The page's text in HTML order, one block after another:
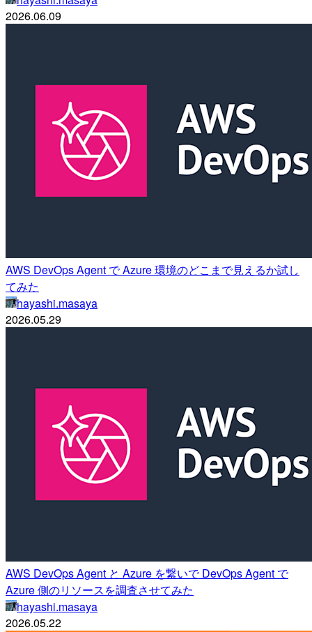
2026.06.09
AWS DevOps Agent で Azure 環境のどこまで見えるか試し
てみた
hayashi.masaya
2026.05.29
AWS DevOps Agent と Azure を繋いで DevOps Agent で
Azure 側のリソースを調査させてみた
hayashi.masaya
2026.05.22